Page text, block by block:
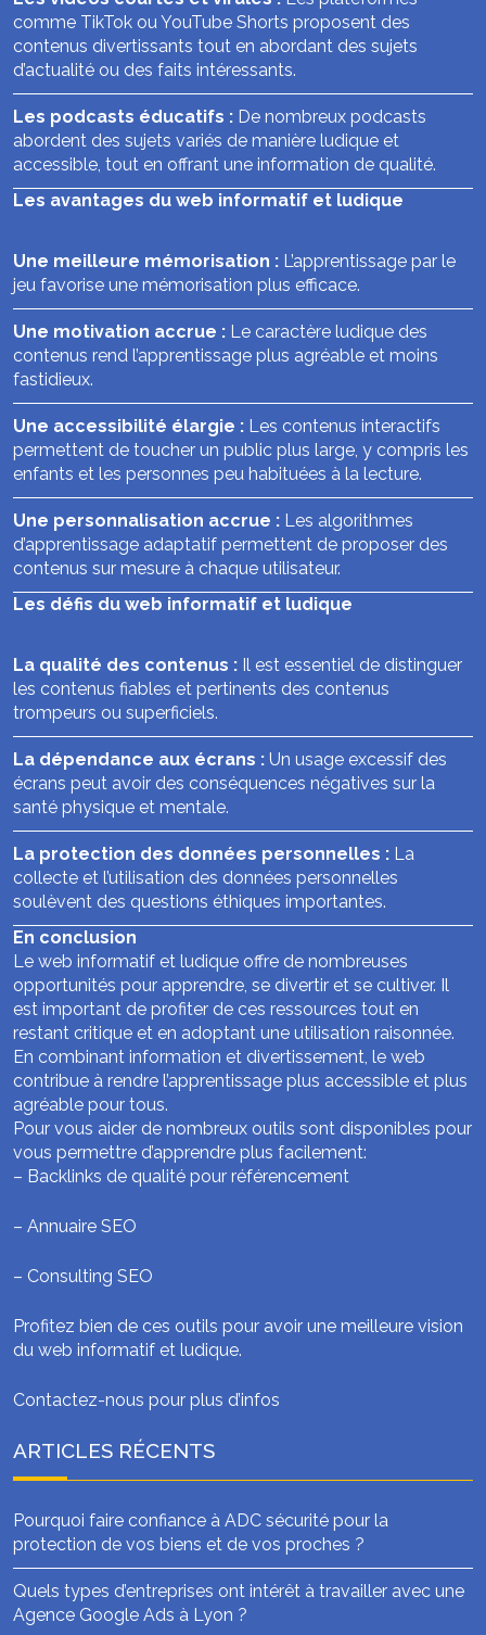
comme TikTok ou YouTube Shorts proposent des
contenus divertissants tout en abordant des sujets
d’actualité ou des faits intéressants.
Les podcasts éducatifs : De nombreux podcasts
abordent des sujets variés de manière ludique et
accessible, tout en offrant une information de qualité.
Les avantages du web informatif et ludique
Une meilleure mémorisation : L’apprentissage par le
jeu favorise une mémorisation plus efficace.
Une motivation accrue : Le caractère ludique des
contenus rend l’apprentissage plus agréable et moins
fastidieux.
Une accessibilité élargie : Les contenus interactifs
permettent de toucher un public plus large, y compris les
enfants et les personnes peu habituées à la lecture.
Une personnalisation accrue : Les algorithmes
d’apprentissage adaptatif permettent de proposer des
contenus sur mesure à chaque utilisateur.
Les défis du web informatif et ludique
La qualité des contenus : Il est essentiel de distinguer
les contenus fiables et pertinents des contenus
trompeurs ou superficiels.
La dépendance aux écrans : Un usage excessif des
écrans peut avoir des conséquences négatives sur la
santé physique et mentale.
La protection des données personnelles : La
collecte et l’utilisation des données personnelles
soulèvent des questions éthiques importantes.
En conclusion
Le web informatif et ludique offre de nombreuses
opportunités pour apprendre, se divertir et se cultiver. Il
est important de profiter de ces ressources tout en
restant critique et en adoptant une utilisation raisonnée.
En combinant information et divertissement, le web
contribue à rendre l’apprentissage plus accessible et plus
agréable pour tous.
Pour vous aider de nombreux outils sont disponibles pour
vous permettre d’apprendre plus facilement:
– Backlinks de qualité pour référencement
– Annuaire SEO
– Consulting SEO
Profitez bien de ces outils pour avoir une meilleure vision
du web informatif et ludique.
Contactez-nous pour plus d’infos
ARTICLES RÉCENTS
Pourquoi faire confiance à ADC sécurité pour la
protection de vos biens et de vos proches ?
Quels types d’entreprises ont intérêt à travailler avec une
Agence Google Ads à Lyon ?